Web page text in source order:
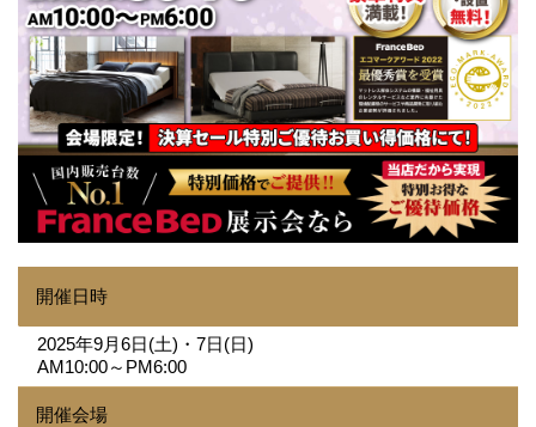
開催日時
2025年9月6日(土)・7日(日)
AM10:00～PM6:00
開催会場